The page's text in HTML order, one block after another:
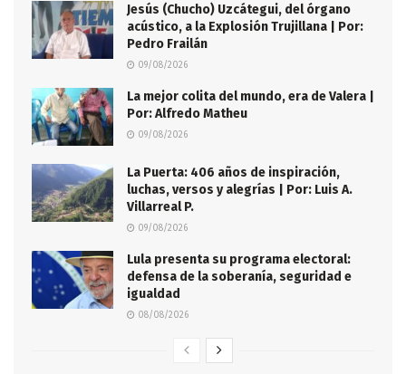
Jesús (Chucho) Uzcátegui, del órgano
acústico, a la Explosión Trujillana | Por:
Pedro Frailán
09/08/2026
La mejor colita del mundo, era de Valera |
Por: Alfredo Matheu
09/08/2026
La Puerta: 406 años de inspiración,
luchas, versos y alegrías | Por: Luis A.
Villarreal P.
09/08/2026
Lula presenta su programa electoral:
defensa de la soberanía, seguridad e
igualdad
08/08/2026